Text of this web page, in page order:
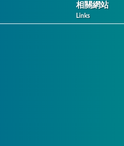
相關網站
Links